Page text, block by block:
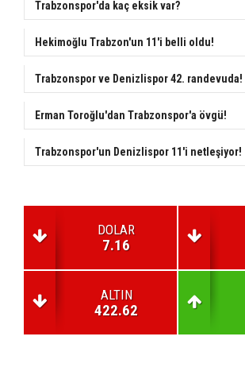
Trabzonspor'da kaç eksik var?
Hekimoğlu Trabzon'un 11'i belli oldu!
Trabzonspor ve Denizlispor 42. randevuda!
Erman Toroğlu'dan Trabzonspor'a övgü!
Trabzonspor'un Denizlispor 11'i netleşiyor!
DOLAR
7.16
ALTIN
422.62